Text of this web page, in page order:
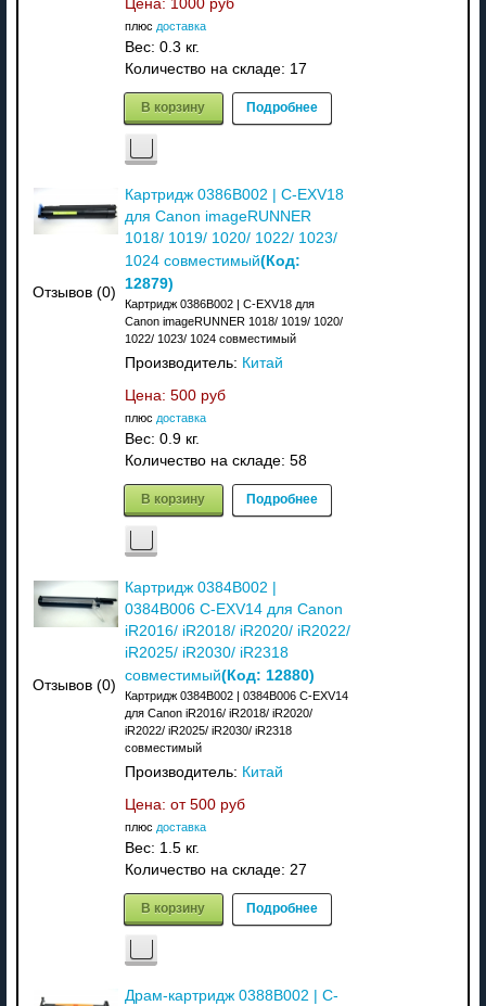
Цена: 1000 руб
плюс доставка
Вес: 0.3 кг.
Количество на складе: 17
В корзину Подробнее
Отзывов (0)
Картридж 0386B002 | C-EXV18
для Canon imageRUNNER
1018/ 1019/ 1020/ 1022/ 1023/
1024 совместимый(Код:
12879)
Картридж 0386B002 | C-EXV18 для
Canon imageRUNNER 1018/ 1019/ 1020/
1022/ 1023/ 1024 совместимый
Производитель: Китай
Цена: 500 руб
плюс доставка
Вес: 0.9 кг.
Количество на складе: 58
В корзину Подробнее
Отзывов (0)
Картридж 0384B002 |
0384B006 C-EXV14 для Canon
iR2016/ iR2018/ iR2020/ iR2022/
iR2025/ iR2030/ iR2318
совместимый(Код: 12880)
Картридж 0384B002 | 0384B006 C-EXV14
для Canon iR2016/ iR2018/ iR2020/
iR2022/ iR2025/ iR2030/ iR2318
совместимый
Производитель: Китай
Цена: от 500 руб
плюс доставка
Вес: 1.5 кг.
Количество на складе: 27
В корзину Подробнее
Драм-картридж 0388B002 | C-